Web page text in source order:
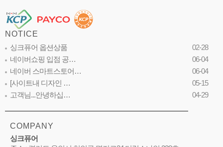
NOTICE
싱크퓨어 옵션상품
02-28
네이버쇼핑 입점 공…
06-04
네이버 스마트스토어…
06-04
[사이트내 디자인 …
05-15
고객님...안녕하십…
04-29
COMPANY
싱크퓨어